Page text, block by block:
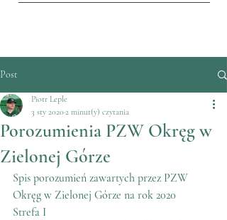
Post
Porozumienia PZW Okręg w
Zielonej Górze
Piotr Leple
3 sty 20202 minut(y) czytania
Spis porozumień zawartych przez PZW
Okręg w Zielonej Górze na rok 2020
Strefa I